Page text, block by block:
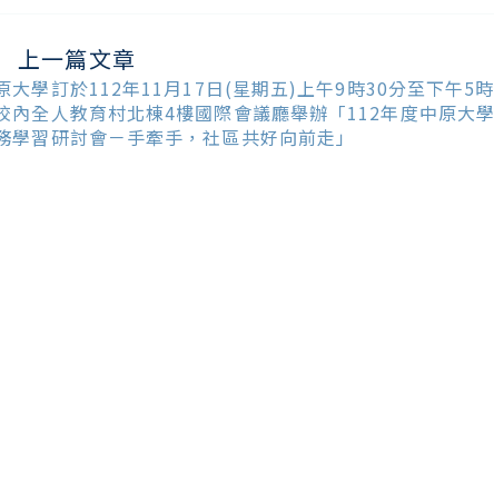
上一篇文章
大學訂於112年11月17日(星期五)上午9時30分至下午5時
內全人教育村北棟4樓國際會議廳舉辦「112年度中原大學
學習研討會－手牽手，社區共好向前走」